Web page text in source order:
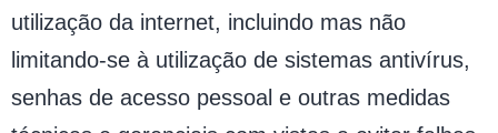
utilização da internet, incluindo mas não
limitando-se à utilização de sistemas antivírus,
senhas de acesso pessoal e outras medidas